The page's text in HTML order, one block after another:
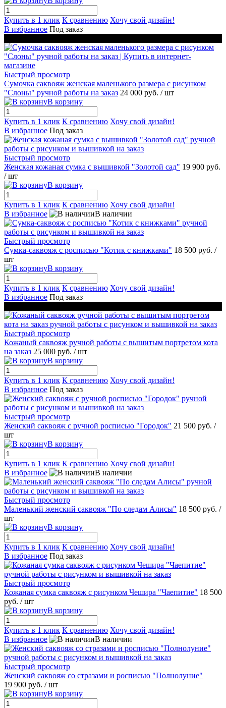
Купить в 1 клик К сравнению Хочу свой дизайн!
В избранное Под заказ
Быстрый просмотр
Сумочка саквояж женская маленького размера с рисунком
"Слоны" ручной работы на заказ 24 000 руб. / шт
В корзину
Купить в 1 клик К сравнению Хочу свой дизайн!
В избранное Под заказ
Быстрый просмотр
Женская кожаная сумка с вышивкой "Золотой сад" 19 900 руб.
/ шт
В корзину
Купить в 1 клик К сравнению Хочу свой дизайн!
В избранное
В наличии
Быстрый просмотр
Сумка-саквояж с росписью "Котик с книжками" 18 500 руб. /
шт
В корзину
Купить в 1 клик К сравнению Хочу свой дизайн!
В избранное Под заказ
Быстрый просмотр
Кожаный саквояж ручной работы с вышитым портретом кота
на заказ 25 000 руб. / шт
В корзину
Купить в 1 клик К сравнению Хочу свой дизайн!
В избранное Под заказ
Быстрый просмотр
Женский саквояж с ручной росписью "Городок" 21 500 руб. /
шт
В корзину
Купить в 1 клик К сравнению Хочу свой дизайн!
В избранное
В наличии
Быстрый просмотр
Маленький женский саквояж "По следам Алисы" 18 500 руб. /
шт
В корзину
Купить в 1 клик К сравнению Хочу свой дизайн!
В избранное Под заказ
Быстрый просмотр
Кожаная сумка саквояж с рисунком Чешира "Чаепитие" 18 500
руб. / шт
В корзину
Купить в 1 клик К сравнению Хочу свой дизайн!
В избранное
В наличии
Быстрый просмотр
Женский саквояж со стразами и росписью "Полнолуние"
19 900 руб. / шт
В корзину